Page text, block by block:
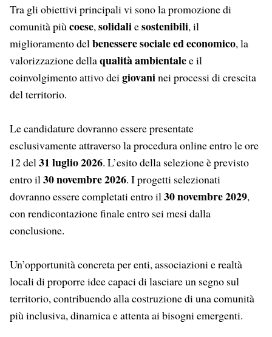
Tra gli obiettivi principali vi sono la promozione di
comunità più coese, solidaliesostenibili, il
miglioramento del benessere sociale ed economico, la
valorizzazione dellaqualità ambientalee il
coinvolgimento attivo dei giovaninei processi di crescita
del territorio.
Le candidature dovranno essere presentate
esclusivamente attraverso la procedura online entro le ore
12 del 31 luglio 2026. L’esito della selezione è previsto
entro il 30 novembre 2026. I progetti selezionati
dovranno essere completati entro il 30 novembre 2029,
con rendicontazione finale entro sei mesi dalla
conclusione.
Un’opportunità concreta per enti, associazioni e realtà
locali di proporre idee capaci di lasciare un segno sul
territorio, contribuendo alla costruzione di una comunità
più inclusiva, dinamica e attenta ai bisogni emergenti.